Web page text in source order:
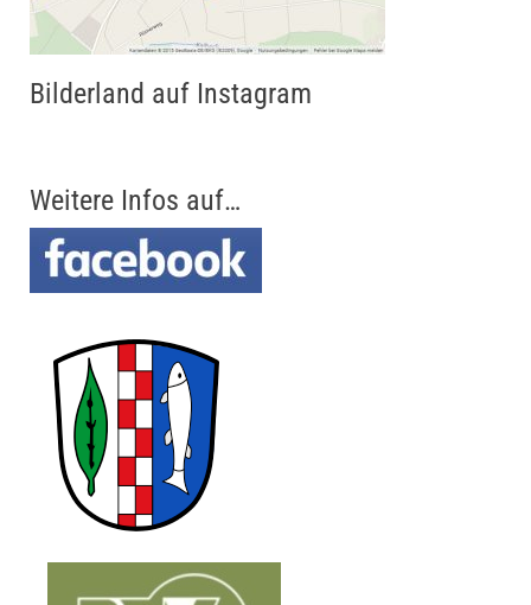
Bilderland auf Instagram
Weitere Infos auf…